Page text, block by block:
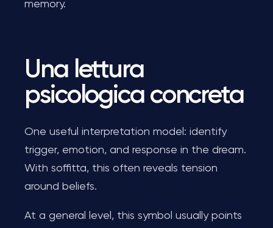
memory.
Una lettura
psicologica concreta
One useful interpretation model: identify
trigger, emotion, and response in the dream.
With soffitta, this often reveals tension
around beliefs.
At a general level, this symbol usually points